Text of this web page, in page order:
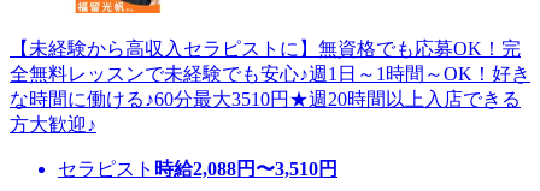
【未経験から高収入セラピストに】無資格でも応募OK！完
全無料レッスンで未経験でも安心♪週1日～1時間～OK！好き
な時間に働ける♪60分最大3510円★週20時間以上入店できる
方大歓迎♪
セラピスト 時給2,088円〜3,510円